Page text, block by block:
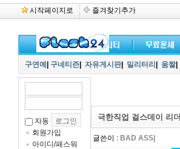
시작페이지로 즐겨찾기추가
구연예 구네티즌 자유게시판| 밀리터리 움짤|
자동
회원가입
아이디/패스워
극한직업 걸스데이 리더
글쓴이 : BAD ASS|